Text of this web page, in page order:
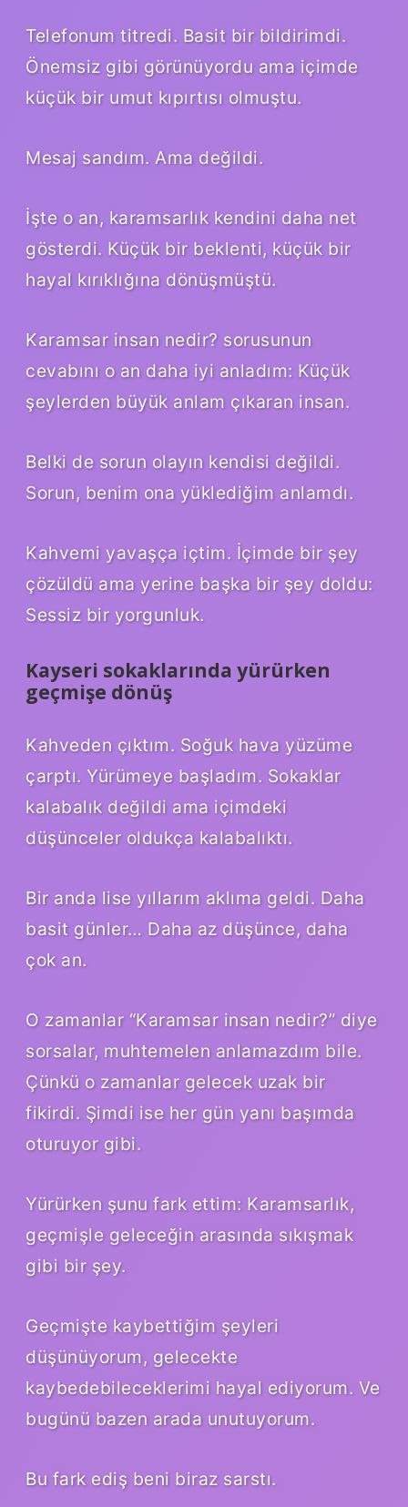
Telefonum titredi. Basit bir bildirimdi.
Önemsiz gibi görünüyordu ama içimde
küçük bir umut kıpırtısı olmuştu.
Mesaj sandım. Ama değildi.
İşte o an, karamsarlık kendini daha net
gösterdi. Küçük bir beklenti, küçük bir
hayal kırıklığına dönüşmüştü.
Karamsar insan nedir? sorusunun
cevabını o an daha iyi anladım: Küçük
şeylerden büyük anlam çıkaran insan.
Belki de sorun olayın kendisi değildi.
Sorun, benim ona yüklediğim anlamdı.
Kahvemi yavaşça içtim. İçimde bir şey
çözüldü ama yerine başka bir şey doldu:
Sessiz bir yorgunluk.
Kayseri sokaklarında yürürken
geçmişe dönüş
Kahveden çıktım. Soğuk hava yüzüme
çarptı. Yürümeye başladım. Sokaklar
kalabalık değildi ama içimdeki
düşünceler oldukça kalabalıktı.
Bir anda lise yıllarım aklıma geldi. Daha
basit günler… Daha az düşünce, daha
çok an.
O zamanlar “Karamsar insan nedir?” diye
sorsalar, muhtemelen anlamazdım bile.
Çünkü o zamanlar gelecek uzak bir
fikirdi. Şimdi ise her gün yanı başımda
oturuyor gibi.
Yürürken şunu fark ettim: Karamsarlık,
geçmişle geleceğin arasında sıkışmak
gibi bir şey.
Geçmişte kaybettiğim şeyleri
düşünüyorum, gelecekte
kaybedebileceklerimi hayal ediyorum. Ve
bugünü bazen arada unutuyorum.
Bu fark ediş beni biraz sarstı.